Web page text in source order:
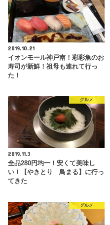
2019.10.21
イオンモール神戸南！彩彩魚のお
寿司が新鮮！祖母も連れて行っ
た！
グルメ
2019.11.3
全品280円均一！安くて美味し
い！【やきとり 鳥まる】に行っ
てきた
グルメ